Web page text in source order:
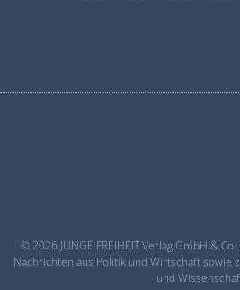
© 2026 JUNGE FREIHEIT Verlag GmbH &
Nachrichten aus Politik und Wirtschaft sowie
und